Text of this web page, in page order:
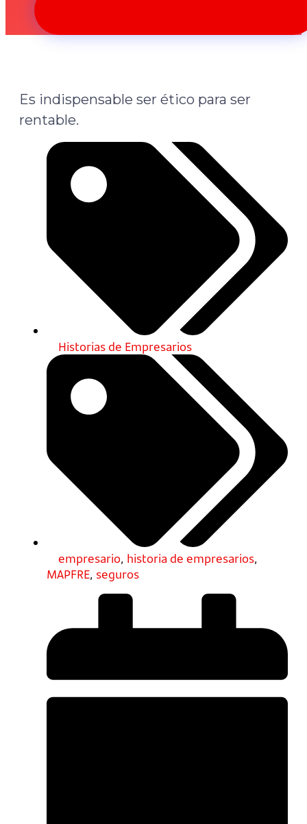
Es indispensable ser ético para ser
rentable.
Historias de Empresarios
empresario, historia de empresarios,
MAPFRE, seguros